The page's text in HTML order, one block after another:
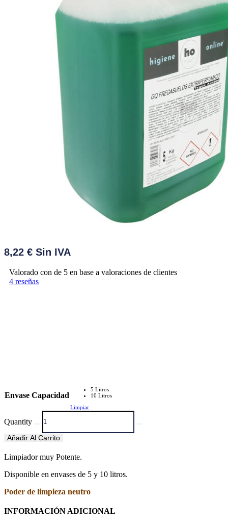
8,22 €
Valorado con de 5 en base a valoraciones de clientes
4 reseñas
Envase Capacidad
5 Litros
10 Litros
Limpiar
Quantity
Añadir Al Carrito
Limpiador muy Potente.
Disponible en envases de 5 y 10 litros.
Poder de limpieza neutro
INFORMACIÓN ADICIONAL